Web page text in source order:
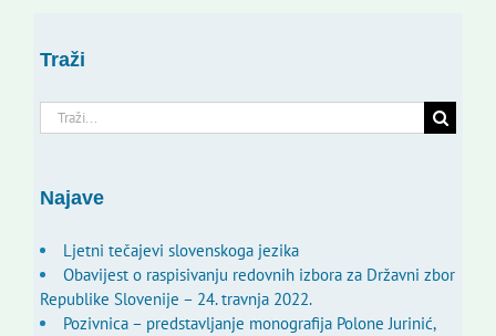
Traži
Traži...
Najave
Ljetni tečajevi slovenskoga jezika
Obavijest o raspisivanju redovnih izbora za Državni zbor
Republike Slovenije – 24. travnja 2022.
Pozivnica – predstavljanje monografija Polone Jurinić,